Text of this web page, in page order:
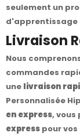
seulement un
d'apprentissage
Livraison
Nous
commandes
une livraison
Personnalisée
en express, vous
express pour vos